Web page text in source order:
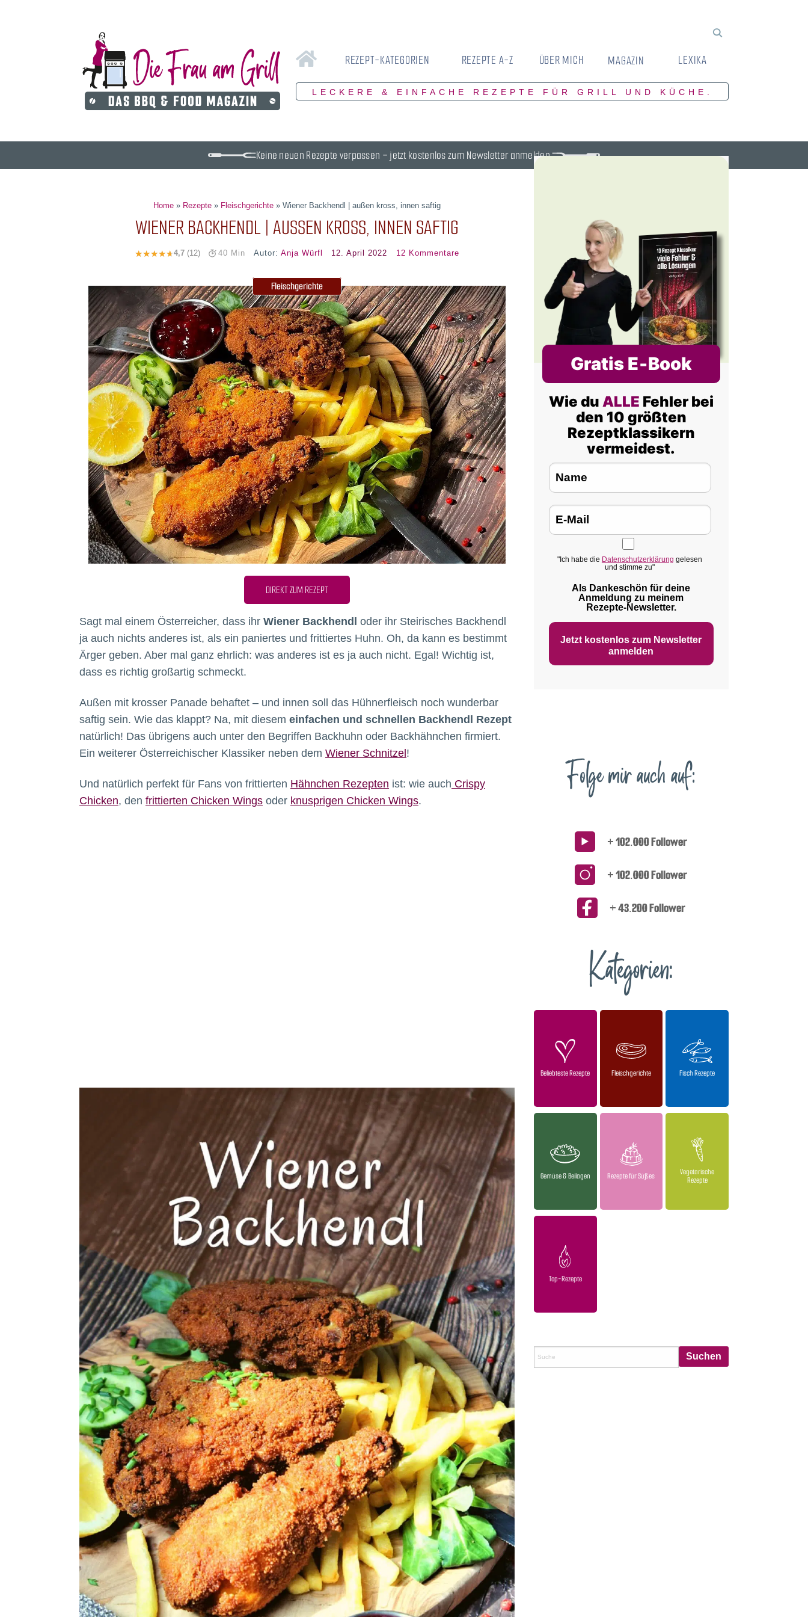
REZEPT-KATEGORIEN REZEPTE A-Z ÜBER MICH MAGAZIN LEXIKA
LECKERE & EINFACHE REZEPTE FÜR GRILL UND KÜCHE.
Keine neuen Rezepte verpassen – jetzt kostenlos zum Newsletter anmelden.
Home» Rezepte» Fleischgerichte» Wiener Backhendl | außen kross, innen saftig
WIENER BACKHENDL | AUSSEN KROSS, INNEN SAFTIG
4,7 (12) 40 Min Autor: Anja Würfl 12. April 2022 12 Kommentare
Fleischgerichte
DIREKT ZUM REZEPT
Sagt mal einem Österreicher, dass ihr Wiener Backhendl
oder ihr Steirisches Backhendl
ja auch nichts anderes ist, als ein paniertes und frittiertes Huhn. Oh, da kann es bestimmt
Ärger geben. Aber mal ganz ehrlich: was anderes ist es ja auch nicht. Egal! Wichtig ist,
dass es richtig großartig schmeckt.
Außen mit krosser Panade behaftet – und innen soll das Hühnerfleisch noch wunderbar
saftig sein. Wie das klappt? Na, mit diesem einfachen und schnellen Backhendl Rezept
natürlich! Das übrigens auch unter den Begriffen Backhuhn oder Backhähnchen firmiert.
Ein weiterer Österreichischer Klassiker neben dem Wiener Schnitzel !
Und natürlich perfekt für Fans von frittierten Hähnchen Rezepten ist: wie auch Crispy
Chicken, den frittierten Chicken Wings oder knusprigen Chicken Wings.
Gratis E‑Book
Wie du ALLE Fehler bei
den 10 größten
Rezeptklassikern
vermeidest.
"Ich habe die Datenschutzerklärung gelesen
und stimme zu"
Als Dankeschön für deine
Anmeldung zu meinem
Rezepte‑Newsletter.
Jetzt kostenlos zum Newsletter
anmelden
Folge mir auch auf:
+ 102.000 Follower
+ 102.000 Follower
+ 43.200 Follower
Kategorien:
Beliebteste Rezepte Fleischgerichte Fisch Rezepte
Gemüse & Beilagen Rezepte für Süßes
Vegetarische
Rezepte
Top-Rezepte